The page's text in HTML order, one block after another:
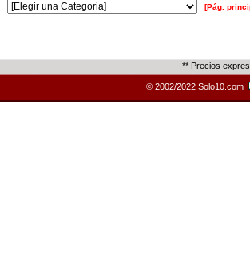
[Pág.
** Precios
© 2002/2022 Solo10.com